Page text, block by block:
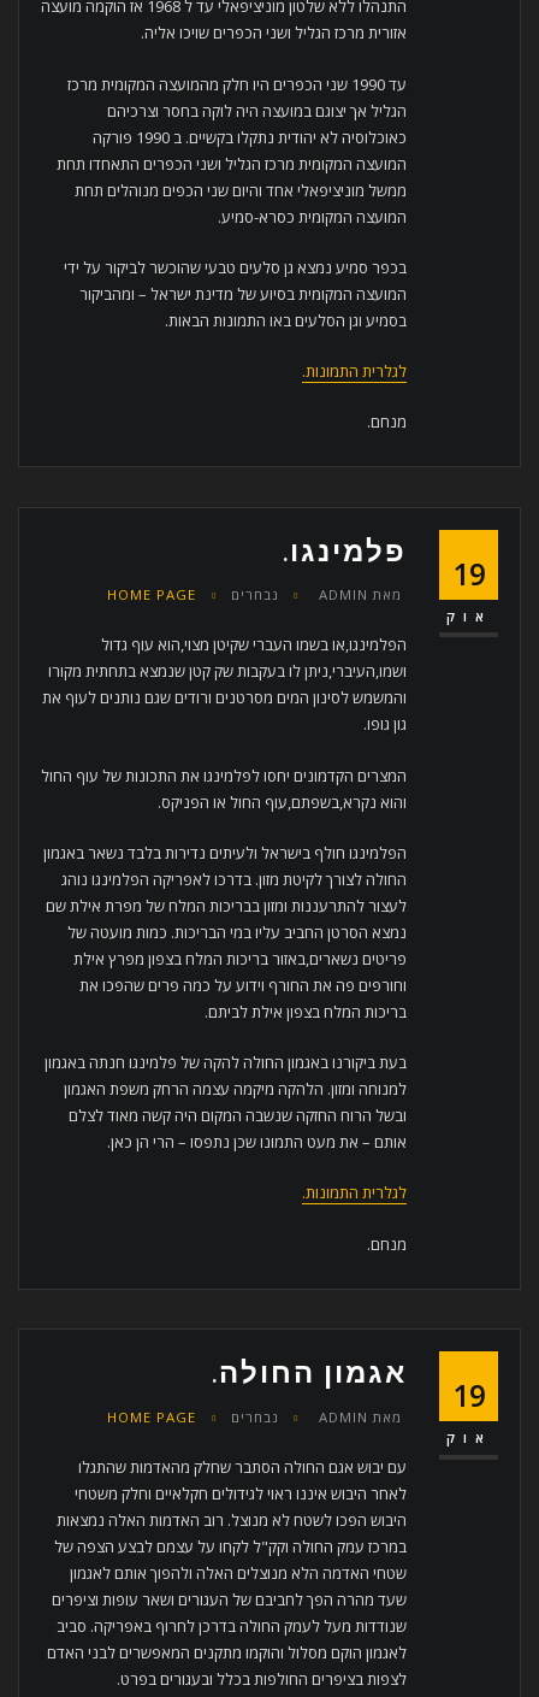
התנהלו ללא שלטון מוניציפאלי עד ל 1968 אז הוקמה מועצה
אזורית מרכז הגליל ושני הכפרים שויכו אליה.
עד 1990 שני הכפרים היו חלק מהמועצה המקומית מרכז
הגליל אך יצוגם במועצה היה לוקה בחסר וצרכיהם
כאוכלוסיה לא יהודית נתקלו בקשיים. ב 1990 פורקה
המועצה המקומית מרכז הגליל ושני הכפרים התאחדו תחת
ממשל מוניציפאלי אחד והיום שני הכפים מנוהלים תחת
המועצה המקומית כסרא-סמיע.
בכפר סמיע נמצא גן סלעים טבעי שהוכשר לביקור על ידי
המועצה המקומית בסיוע של מדינת ישראל – ומהביקור
בסמיע וגן הסלעים באו התמונות הבאות.
לגלרית התמונות.
מנחם.
19
אוק
פלמינגו.
מאת ADMIN נבחרים HOME PAGE
הפלמינגו,או בשמו העברי שקיטן מצוי,הוא עוף גדול
ושמו,העיברי,ניתן לו בעקבות שק קטן שנמצא בתחתית מקורו
והמשמש לסינון המים מסרטנים ורודים שגם נותנים לעוף את
גון גופו.
המצרים הקדמונים יחסו לפלמינגו את התכונות של עוף החול
והוא נקרא,בשפתם,עוף החול או הפניקס.
הפלמינגו חולף בישראל ולעיתים נדירות בלבד נשאר באגמון
החולה לצורך לקיטת מזון. בדרכו לאפריקה הפלמינגו נוהג
לעצור להתרעננות ומזון בבריכות המלח של מפרת אילת שם
נמצא הסרטן החביב עליו במי הבריכות. כמות מועטה של
פריטים נשארים,באזור בריכות המלח בצפון מפרץ אילת
וחורפים פה את החורף וידוע על כמה פרים שהפכו את
בריכות המלח בצפון אילת לביתם.
בעת ביקורנו באגמון החולה להקה של פלמינגו חנתה באגמון
למנוחה ומזון. הלהקה מיקמה עצמה הרחק משפת האגמון
ובשל הרוח החזקה שנשבה המקום היה קשה מאוד לצלם
אותם – את מעט התמונו שכן נתפסו – הרי הן כאן.
לגלרית התמונות.
מנחם.
19
אוק
אגמון החולה.
מאת ADMIN נבחרים HOME PAGE
עם יבוש אגם החולה הסתבר שחלק מהאדמות שהתגלו
לאחר היבוש איננו ראוי לגידולים חקלאיים וחלק משטחי
היבוש הפכו לשטח לא מנוצל. רוב האדמות האלה נמצאות
במרכז עמק החולה וקק"ל לקחו על עצמם לבצע הצפה של
שטחי האדמה הלא מנוצלים האלה ולהפוך אותם לאגמון
שעד מהרה הפך לחביבם של העגורים ושאר עופות וציפרים
שנודדות מעל לעמק החולה בדרכן לחרוף באפריקה. סביב
לאגמון הוקם מסלול והוקמו מתקנים המאפשרים לבני האדם
לצפות בציפרים החולפות בכלל ובעגורים בפרט.